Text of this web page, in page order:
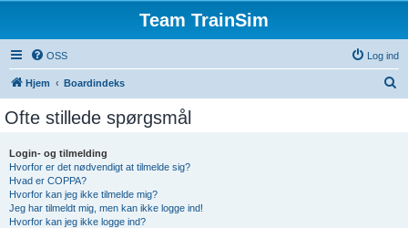
Team TrainSim
OSS Log ind
Hjem Boardindeks
Ofte stillede spørgsmål
Login- og tilmelding
Hvorfor er det nødvendigt at tilmelde sig?
Hvad er COPPA?
Hvorfor kan jeg ikke tilmelde mig?
Jeg har tilmeldt mig, men kan ikke logge ind!
Hvorfor kan jeg ikke logge ind?